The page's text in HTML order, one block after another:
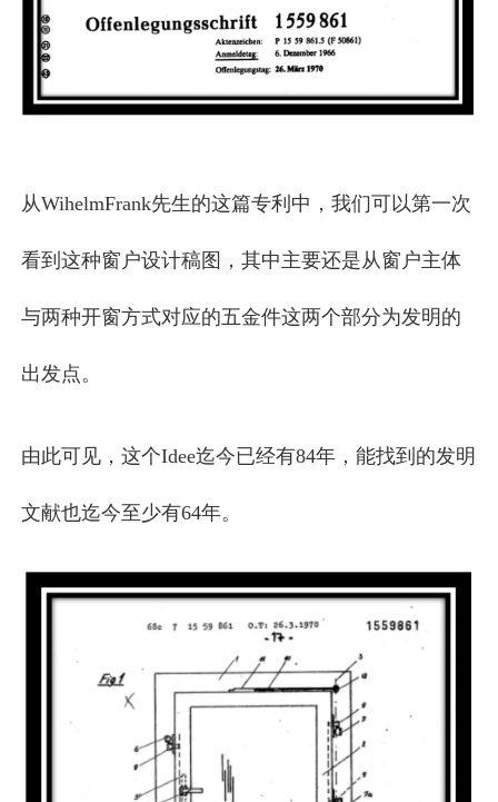
从WihelmFrank先生的这篇专利中，我们可以第一次
看到这种窗户设计稿图，其中主要还是从窗户主体
与两种开窗方式对应的五金件这两个部分为发明的
出发点。
由此可见，这个Idee迄今已经有84年，能找到的发明
文献也迄今至少有64年。